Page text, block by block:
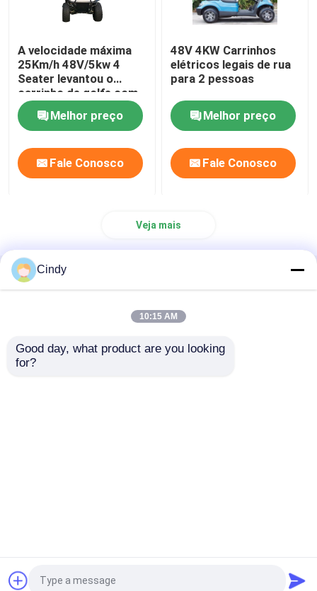
Para-brisa do carrinho de golfe
Peças do OEM do carro do clube
Bateria de lítio do carrinho de golfe
Peças de serviço ÍCONE
A velocidade máxima
25Km/h 48V/5kw 4
Seater levantou o
carrinho de golfe com
assentos traseiros
Melhor preço
Fale Conosco
48V 4KW Carrinhos
elétricos legais de rua
para 2 pessoas
Melhor preço
Fale Conosco
Veja mais
Casa
Mapa do Site
Política de Privacidade
QualidadeEspelhos do lado do carrinho de golfe
Cindy
10:15 AM
Good day, what product are you looking
for?